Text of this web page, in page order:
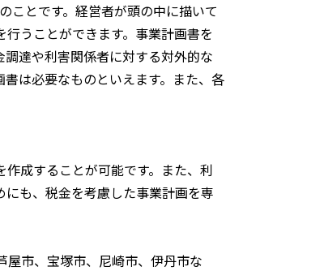
ことです。経営者が頭の中に描いて
うことができます。事業計画書を
達や利害関係者に対する対外的な
は必要なものといえます。また、各
成することが可能です。また、利
も、税金を考慮した事業計画を専
市、宝塚市、尼崎市、伊丹市な